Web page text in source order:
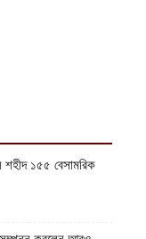
শহীদ ১৫৫ বেসামরিক